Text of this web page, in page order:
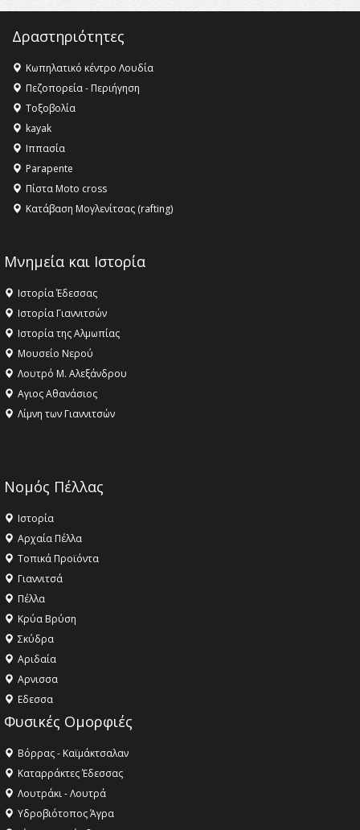
16:35 -Το πρόγραμμα του ΠΑΟΚ στον δεύτερο γύρο του
16:27 - Όλυμπος: Εντάχθηκε στον Κατάλογο Παγκόσμιας
Κληρονομιάς της UNESCO – Ομόφωνη η απόφαση Ο
Όλυμπος αναγνωρίστηκε ως φυσικό και πολιτιστικό
αγαθό εξέχουσας οικουμενικής αξίας για την
ανθρωπότητα
16:18 -
ΣΤΗΝ ΕΔΕΣΣΑ
Δραστηριότητες
Κωπηλατικό κέντρο Λουδία
Πεζοπορεία - Περιήγηση
Τοξοβολία
kayak
Ιππασία
Parapente
Πίστα Moto cross
Κατάβαση Μογλενίτσας (rafting)
Μνημεία και Ιστορία
Ιστορία Έδεσσας
Ιστορία Γιαννιτσών
Ιστορία της Αλμωπίας
Μουσείο Νερού
Λουτρό Μ. Αλεξάνδρου
Αγιος Αθανάσιος
Λίμνη των Γιαννιτσών
Νομός Πέλλας
Ιστορία
Αρχαία Πέλλα
Τοπικά Προϊόντα
Γιαννιτσά
Πέλλα
Κρύα Βρύση
Σκύδρα
Αριδαία
Aρνισσα
Eδεσσα
Φυσικές Ομορφιές
Βόρρας - Καϊμάκτσαλαν
Καταρράκτες Έδεσσας
Λουτράκι - Λουτρά
Υδροβιότοπος Άγρα